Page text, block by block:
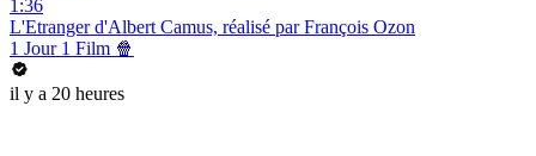
1:36
L'Etranger d'Albert Camus, réalisé par François Ozon
1 Jour 1 Film 🍿
il y a 20 heures